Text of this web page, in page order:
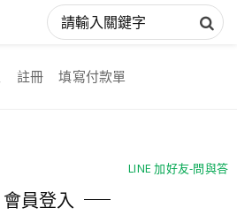
註冊 填寫付款單
LINE 加好友-問與答
會員登入